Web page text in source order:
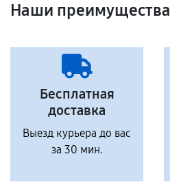
Наши преимущества
Бесплатная
доставка
Выезд курьера до вас
за 30 мин.